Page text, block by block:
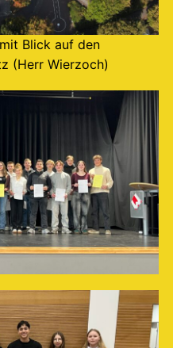
Blick auf den
(Herr Wierzoch)